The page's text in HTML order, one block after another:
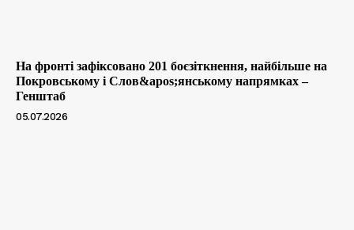
На фронті зафіксовано 201 боєзіткнення, найбільше на
Покровському і Слов&apos;янському напрямках –
Генштаб
05.07.2026